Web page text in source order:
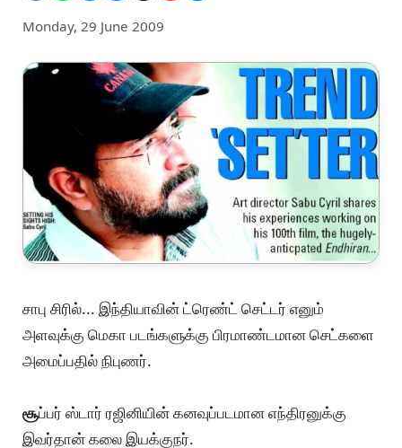
Monday, 29 June 2009
சாபு சிரில்... இந்தியாவின் ட்ரெண்ட் செட்டர் எனும்
அளவுக்கு மெகா படங்களுக்கு பிரமாண்டமான செட்களை
அமைப்பதில் நிபுணர்.
சூப்பர் ஸ்டார் ரஜினியின் கனவுப்படமான எந்திரனுக்கு
இவர்தான் கலை இயக்குநர்.